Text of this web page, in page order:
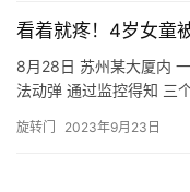
应条，旋转门内展示箱前
旋转门翼…
看着就疼！4岁女童
8月28日 苏州某大厦内
法动弹 通过监控得知 三
门缝牢牢卡住 消防员接
旋转门 2023年9月23日